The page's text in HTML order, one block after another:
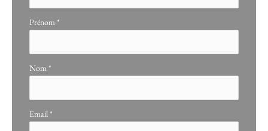
Prénom *
Nom *
Email *